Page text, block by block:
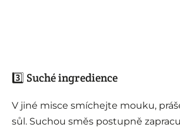
3️⃣ Suché ingredience
V jiné misce smíchejte mouku,
sůl. Suchou směs postupně